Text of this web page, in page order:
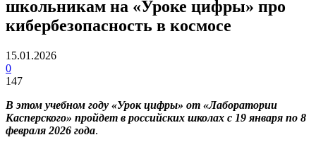
школьникам на «Уроке цифры» про
кибербезопасность в космосе
15.01.2026
0
147
В этом учебном году «Урок цифры» от «Лаборатории
Касперского» пройдет в российских школах с 19 января по 8
февраля 2026 года.